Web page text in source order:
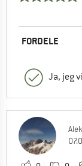
FORDELE
Ja, jeg